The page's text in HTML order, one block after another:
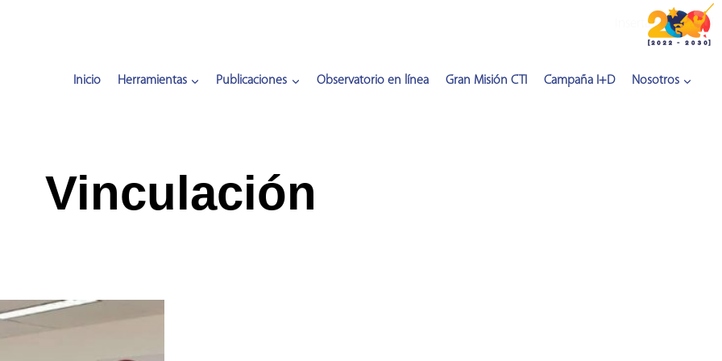
Inserta HTML aquí
Inicio Herramientas Publicaciones Observatorio en línea Gran Misión CTI Campaña I+D Nosotros
Vinculación